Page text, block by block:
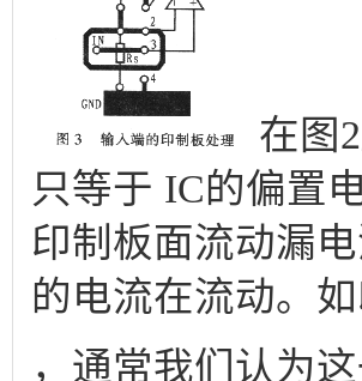
在图
只等于 IC的偏置
印制板面流动漏
的电流在流动。
，通常我们认为